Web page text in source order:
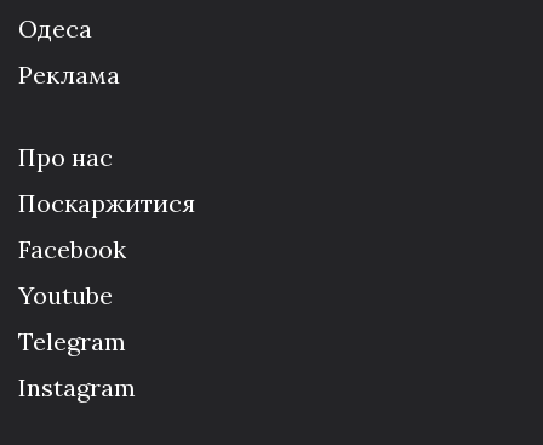
Одеса
Реклама
Про нас
Поскаржитися
Facebook
Youtube
Telegram
Instagram